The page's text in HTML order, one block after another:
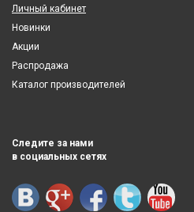
Личный кабинет
Новинки
Акции
Распродажа
Каталог производителей
Следите за нами
в социальных сетях